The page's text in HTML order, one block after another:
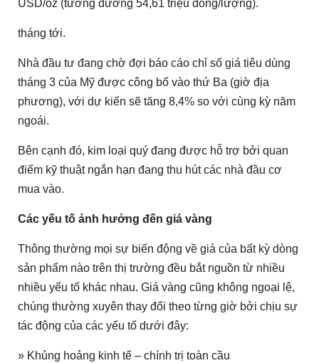
USD/oz (tương đương 54,61 triệu đồng/lượng).
tháng tới.
Nhà đầu tư đang chờ đợi báo cáo chỉ số giá tiêu dùng
tháng 3 của Mỹ được công bố vào thứ Ba (giờ địa
phương), với dự kiến sẽ tăng 8,4% so với cùng kỳ năm
ngoái.
Bên cạnh đó, kim loại quý đang được hỗ trợ bởi quan
điểm kỹ thuật ngắn hạn đang thu hút các nhà đầu cơ
mua vào.
Các yếu tố ảnh hưởng đến giá vàng
Thông thường mọi sự biến động về giá của bất kỳ dòng
sản phẩm nào trên thị trường đều bắt nguồn từ nhiều
nhiều yếu tố khác nhau. Giá vàng cũng không ngoại lệ,
chúng thường xuyên thay đổi theo từng giờ bởi chịu sự
tác động của các yếu tố dưới đây:
» Khủng hoảng kinh tế – chính trị toàn cầu